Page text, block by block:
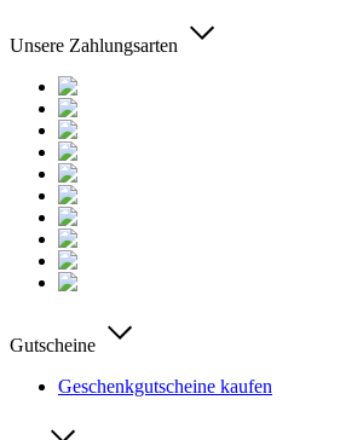
Unsere Zahlungsarten
Gutscheine
Geschenkgutscheine kaufen